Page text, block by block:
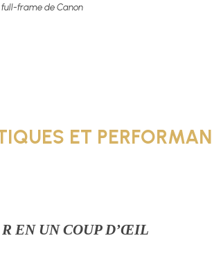
full-frame de Canon
ET
EN UN COUP D’ŒIL